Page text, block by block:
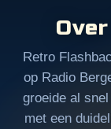
Over
Retro
op Radio
groeide al
met een